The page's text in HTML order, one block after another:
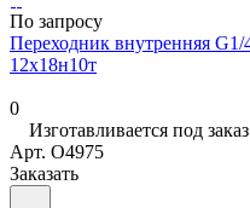
По запросу
Переходник внутренняя
12х18н10т
0
Изготавливается под заказ
Арт. O4975
Заказать